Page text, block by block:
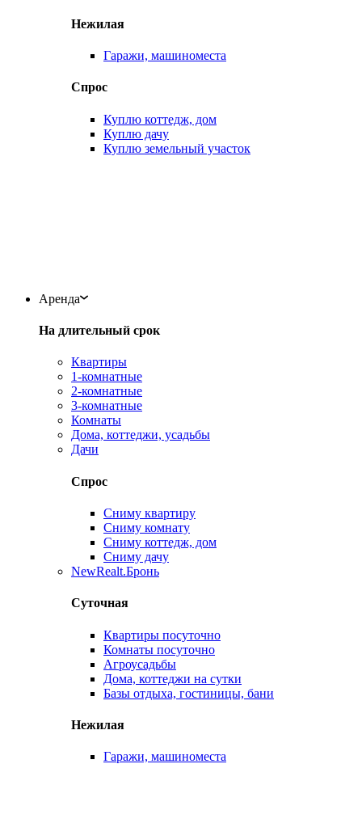
Нежилая
Гаражи, машиноместа
Спрос
Куплю коттедж, дом
Куплю дачу
Куплю земельный участок
Аренда
На длительный срок
Квартиры
1-комнатные
2-комнатные
3-комнатные
Комнаты
Дома, коттеджи, усадьбы
Дачи
Спрос
Сниму квартиру
Сниму комнату
Сниму коттедж, дом
Сниму дачу
NewRealt.Бронь
Суточная
Квартиры посуточно
Комнаты посуточно
Агроусадьбы
Дома, коттеджи на сутки
Базы отдыха, гостиницы, бани
Нежилая
Гаражи, машиноместа